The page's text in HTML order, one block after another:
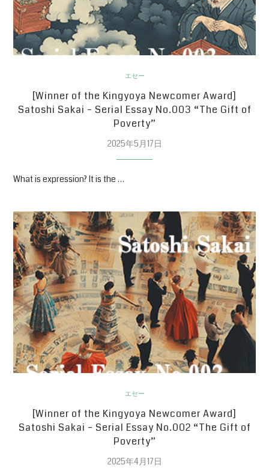
エセー
[Winner of the Kingyoya Newcomer Award]
Satoshi Sakai – Serial Essay No.003 “The Gift of
Poverty”
2025年5月17日
What is expression? It is the …
エセー
[Winner of the Kingyoya Newcomer Award]
Satoshi Sakai – Serial Essay No.002 “The Gift of
Poverty”
2025年4月17日